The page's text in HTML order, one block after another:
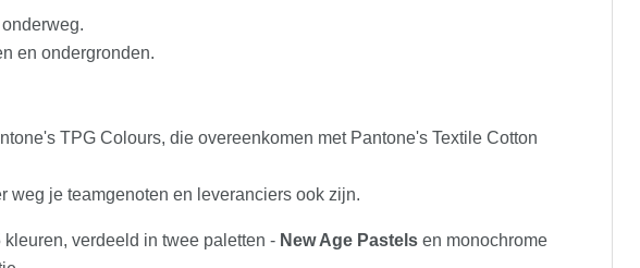
en ondergronden.
TPG Colours, die overeenkomen met Pantone's Textile Cotton
weg je teamgenoten en leveranciers ook zijn.
verdeeld in twee paletten - New Age Pastels en monochrome